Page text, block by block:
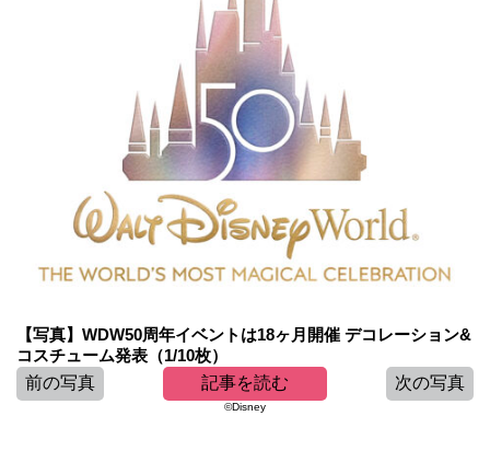
【写真】WDW50周年イベントは18ヶ月開催 デコレーション&
コスチューム発表（1/10枚）
前の写真
記事を読む 次の写真
©︎Disney